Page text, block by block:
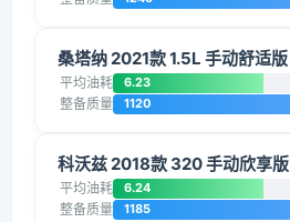
桑塔纳 2021款 1.5L 手动舒适版
平均油耗 6.23
整备质量 1120
科沃兹 2018款 320 手动欣享版
平均油耗 6.24
整备质量 1185